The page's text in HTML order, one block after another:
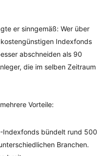
er sinngemäß: Wer über
Indexfonds
abschneiden als 90
die im selben Zeitraum
Vorteile:
Indexfonds bündelt rund 500
Branchen.